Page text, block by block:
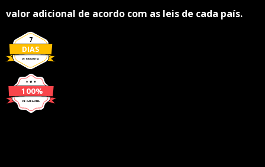
valor adicional de acordo com as leis de cada país.
7
DIAS
DE GARANTIA
100%
DE GARANTIA